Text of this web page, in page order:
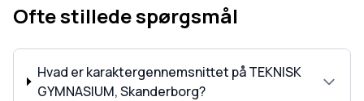
Ofte stillede spørgsmål
Hvad er karaktergennemsnittet på TEKNISK
GYMNASIUM, Skanderborg?